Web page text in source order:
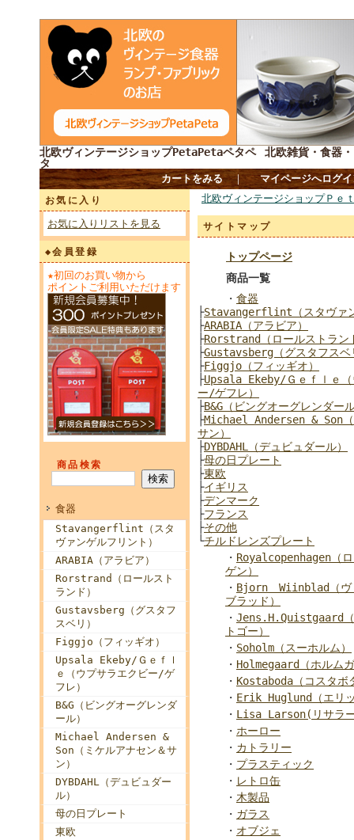
北欧ヴィンテージショップPetaPetaペタペ
タ
北欧雑貨・食器
カートをみる ｜ マイページへログ
お気に入り
お気に入りリストを見る
◆会員登録
★初回のお買い物から
ポイントご利用いただけます
商品検索
食器
Stavangerflint（スタ
ヴァンゲルフリント）
ARABIA（アラビア）
Rorstrand（ロールスト
ランド）
Gustavsberg（グスタフ
スベリ）
Figgjo（フィッギオ）
Upsala Ekeby/Ｇｅｆｌ
ｅ（ウプサラエクビー/ゲ
フレ）
B&G（ビングオーグレンダ
ール）
Michael Andersen &
Son（ミケルアナセン＆サ
ン）
DYBDAHL（デュビュダー
ル）
母の日プレート
東欧
北欧ヴィンテージショップＰｅ
サイトマップ
トップページ
商品一覧
・ 食器
├Stavangerflint（スタヴァ
├ARABIA（アラビア）
├Rorstrand（ロールストラン
├Gustavsberg（グスタフスベ
├Figgjo（フィッギオ）
├Upsala Ekeby/Ｇｅｆｌｅ（
ー/ゲフレ）
├B&G（ビングオーグレンダー
├Michael Andersen & Son（
サン）
├DYBDAHL（デュビュダール）
├母の日プレート
├東欧
├イギリス
├デンマーク
├フランス
├その他
└チルドレンズプレート
・ Royalcopenhagen（
ゲン）
・ Bjorn Wiinblad（ヴ
ブラッド）
・ Jens.H.Quistgaard（
トゴー）
・ Soholm（スーホルム）
・ Holmegaard（ホルム
・ Kostaboda（コスタボ
・ Erik Huglund（エリ
・ Lisa Larson(リサラ
・ ホーロー
・ カトラリー
・ プラスティック
・ レトロ缶
・ 木製品
・ ガラス
・ オブジェ